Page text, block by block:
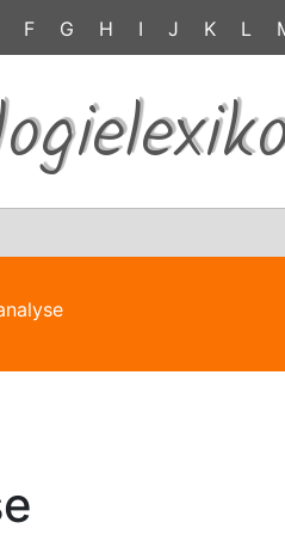
F G H I J K L